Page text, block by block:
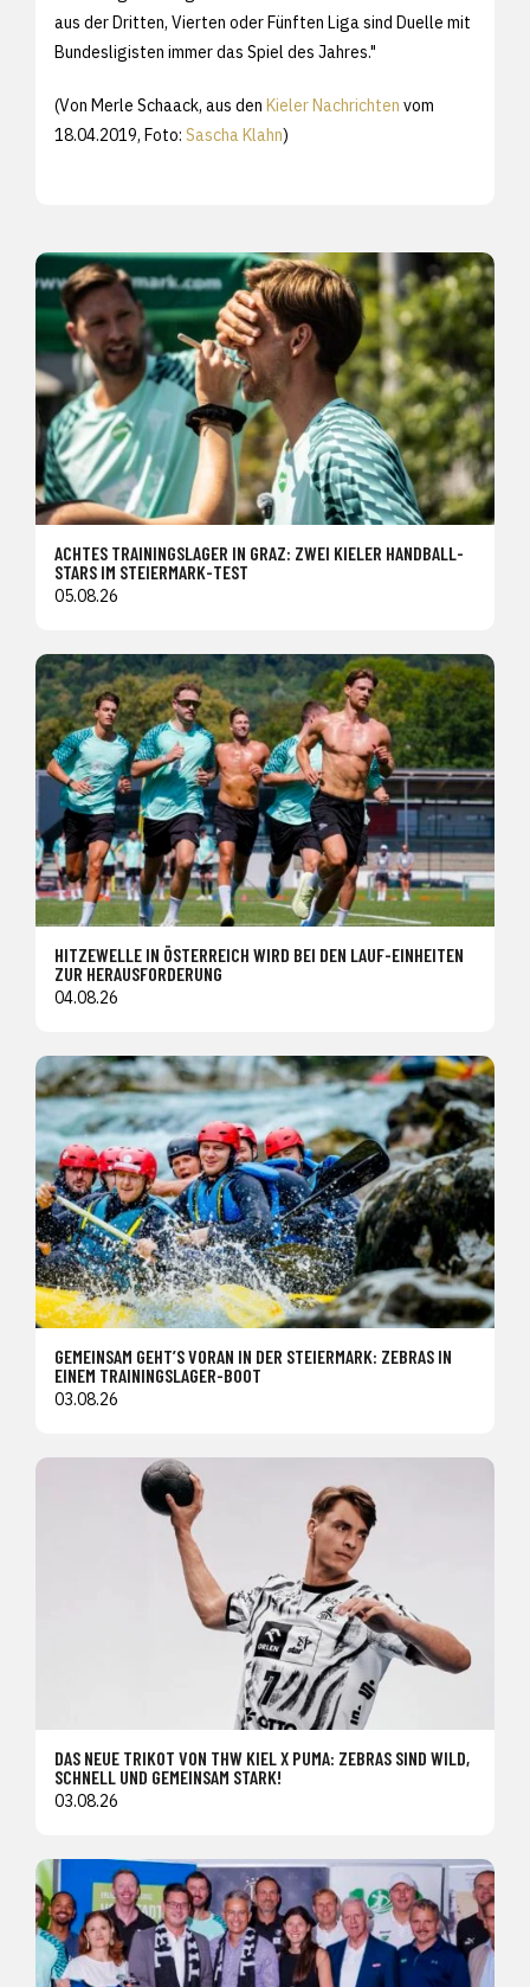
aus der Dritten, Vierten oder Fünften Liga sind Duelle mit
Bundesligisten immer das Spiel des Jahres."
(Von Merle Schaack, aus den Kieler Nachrichten vom
18.04.2019, Foto: Sascha Klahn)
ACHTES TRAININGSLAGER IN GRAZ: ZWEI KIELER HANDBALL-
STARS IM STEIERMARK-TEST
05.08.26
HITZEWELLE IN ÖSTERREICH WIRD BEI DEN LAUF-EINHEITEN
ZUR HERAUSFORDERUNG
04.08.26
GEMEINSAM GEHT’S VORAN IN DER STEIERMARK: ZEBRAS IN
EINEM TRAININGSLAGER-BOOT
03.08.26
DAS NEUE TRIKOT VON THW KIEL X PUMA: ZEBRAS SIND WILD,
SCHNELL UND GEMEINSAM STARK!
03.08.26